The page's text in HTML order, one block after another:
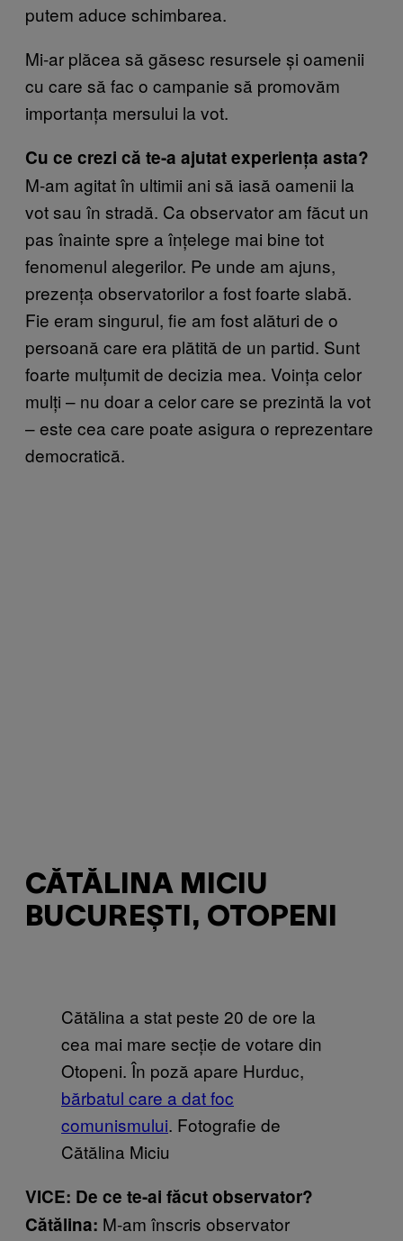
putem aduce schimbarea.
Mi-ar plăcea să găsesc resursele și oamenii
cu care să fac o campanie să promovăm
importanța mersului la vot.
Cu ce crezi că te-a ajutat experiența asta?
M-am agitat în ultimii ani să iasă oamenii la
vot sau în stradă. Ca observator am făcut un
pas înainte spre a înțelege mai bine tot
fenomenul alegerilor. Pe unde am ajuns,
prezența observatorilor a fost foarte slabă.
Fie eram singurul, fie am fost alături de o
persoană care era plătită de un partid. Sunt
foarte mulțumit de decizia mea. Voința celor
mulți – nu doar a celor care se prezintă la vot
– este cea care poate asigura o reprezentare
democratică.
CĂTĂLINA MICIU
BUCUREȘTI, OTOPENI
Cătălina a stat peste 20 de ore la
cea mai mare secție de votare din
Otopeni. În poză apare Hurduc,
bărbatul care a dat foc
comunismului. Fotografie de
Cătălina Miciu
VICE: De ce te-ai făcut observator?
Cătălina: M-am înscris observator